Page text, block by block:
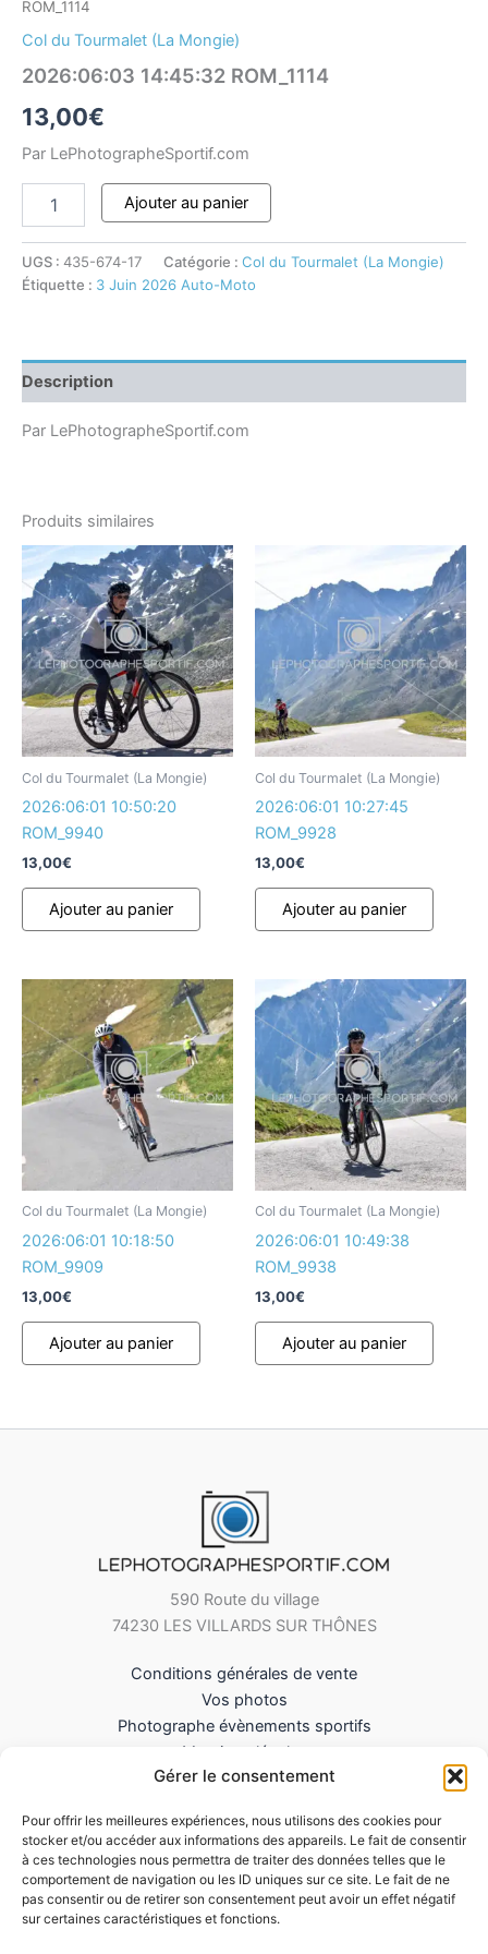
Gérer le consentement
Pour offrir les meilleures expériences, nous utilisons des cookies pour
stocker et/ou accéder aux informations des appareils. Le fait de consentir
à ces technologies nous permettra de traiter des données telles que le
comportement de navigation ou les ID uniques sur ce site. Le fait de ne
pas consentir ou de retirer son consentement peut avoir un effet négatif
sur certaines caractéristiques et fonctions.
ROM_1114
Col du Tourmalet (La Mongie)
2026:06:03 14:45:32 ROM_1114
13,00€
Par LePhotographeSportif.com
Ajouter au panier
UGS : 435-674-17 Catégorie : Col du Tourmalet (La Mongie)
Étiquette : 3 Juin 2026 Auto-Moto
Description
Par LePhotographeSportif.com
Produits similaires
Col du Tourmalet (La Mongie)
2026:06:01 10:50:20
ROM_9940
13,00€
Ajouter au panier
Col du Tourmalet (La Mongie)
2026:06:01 10:27:45
ROM_9928
13,00€
Ajouter au panier
Col du Tourmalet (La Mongie)
2026:06:01 10:18:50
ROM_9909
13,00€
Ajouter au panier
Col du Tourmalet (La Mongie)
2026:06:01 10:49:38
ROM_9938
13,00€
Ajouter au panier
590 Route du village
74230 LES VILLARDS SUR THÔNES
Conditions générales de vente
Vos photos
Photographe évènements sportifs
Mentions légales
Mes Téléchargements
Politique de cookies (UE)